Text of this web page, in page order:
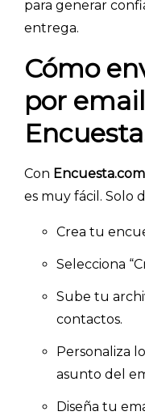
para generar
entrega.
Cómo
por
Con Encuesta.com
es muy fácil. Solo
Crea tu
Selecciona
Sube tu
contactos.
Personaliza
asunto del
Diseña tu